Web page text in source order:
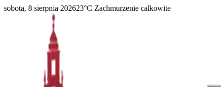
sobota, 8 sierpnia 202623°C Zachmurzenie całkowite